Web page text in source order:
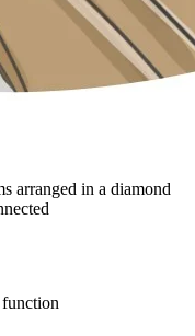
arranged in a diamond